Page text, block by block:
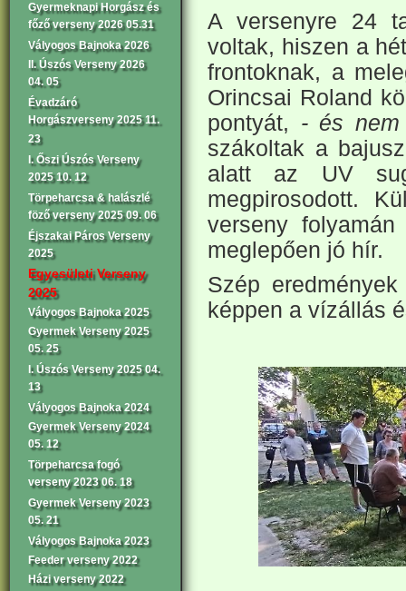
A versenyre 24
voltak, hiszen a
frontoknak, a
Orincsai Roland
pontyát, - és
szákoltak a
alatt az UV
megpirosodott.
verseny
meglepően jó hír.
Szép
képpen a vízállás
Gyermeknapi Horgász és
főző verseny 2026 05.31
Vályogos Bajnoka 2026
II. Úszós Verseny 2026
04. 05
Évadzáró
Horgászverseny 2025 11.
23
I. Őszi Úszós Verseny
2025 10. 12
Törpeharcsa & halászlé
föző verseny 2025 09. 06
Éjszakai Páros Verseny
2025
Egyesületi Verseny
2025
Vályogos Bajnoka 2025
Gyermek Verseny 2025
05. 25
I. Úszós Verseny 2025 04.
13
Vályogos Bajnoka 2024
Gyermek Verseny 2024
05. 12
Törpeharcsa fogó
verseny 2023 06. 18
Gyermek Verseny 2023
05. 21
Vályogos Bajnoka 2023
Feeder verseny 2022
Házi verseny 2022